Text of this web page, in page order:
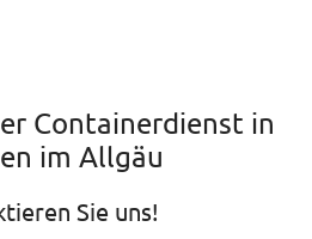
Containerdienst in
im Allgäu
Sie uns!